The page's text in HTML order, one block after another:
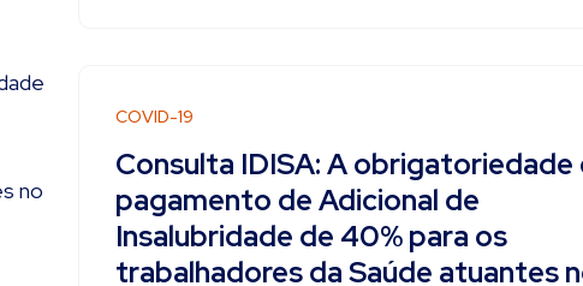
COVID-19
Consulta IDISA: A obrigatoriedade
pagamento de Adicional de
Insalubridade de 40% para os
trabalhadores da Saúde atuantes